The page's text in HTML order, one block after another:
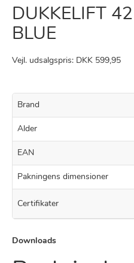
DUKKELIFT
BLUE
Vejl. udsalgspris: DKK 599,95
Brand
Alder
EAN
Pakningens dimensioner
Certifikater
Downloads